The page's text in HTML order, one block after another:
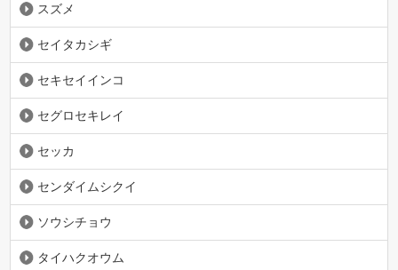
スズメ
セイタカシギ
セキセイインコ
セグロセキレイ
セッカ
センダイムシクイ
ソウシチョウ
タイハクオウム